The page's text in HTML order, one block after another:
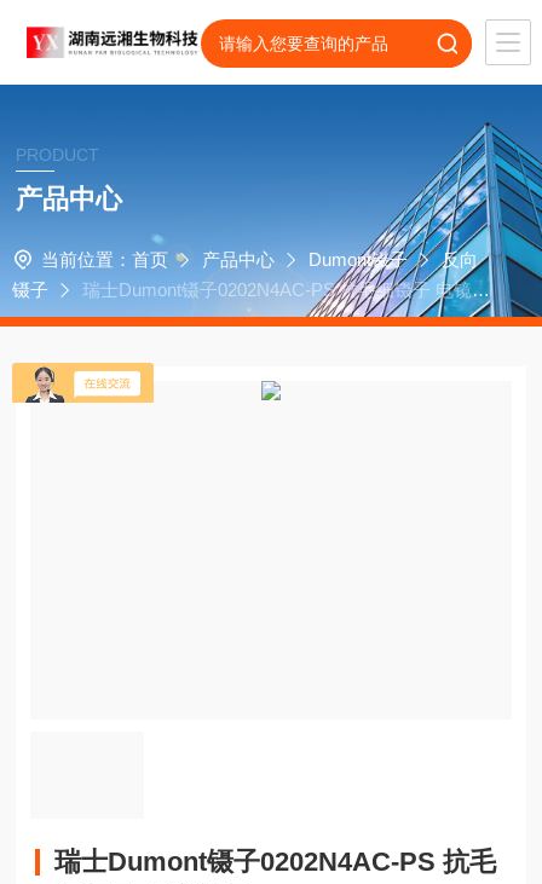
PRODUCT
产品中心
当前位置： 首页 产品中心 Dumont镊子
反向
镊子
瑞士Dumont镊子0202N4AC-PS 抗毛细镊子 电镜镊
子
瑞士Dumont镊子0202N4AC-PS 抗毛